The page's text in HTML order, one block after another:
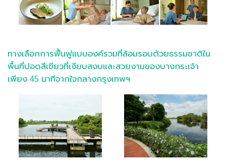
ทางเลือกการฟื้นฟูแบบองค์รวมที่ล้อมรอบด้วยธรรมชาติใน
พื้นที่ปอดสีเขียวที่เงียบสงบและสวยงามของบางกระเจ้า
เพียง 45 นาทีจากใจกลางกรุงเทพฯ